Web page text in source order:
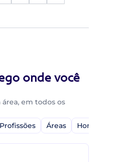
onde você
em todos os
Profissões Áreas Home-